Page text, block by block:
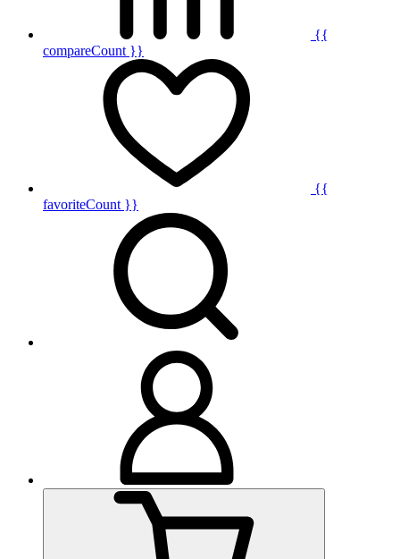
{{
compareCount }}
{{
favoriteCount }}